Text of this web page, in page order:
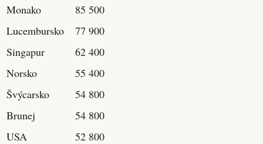
Monako
85 500
Lucembursko
77 900
Singapur
62 400
Norsko
55 400
Švýcarsko
54 800
Brunej
54 800
USA
52 800